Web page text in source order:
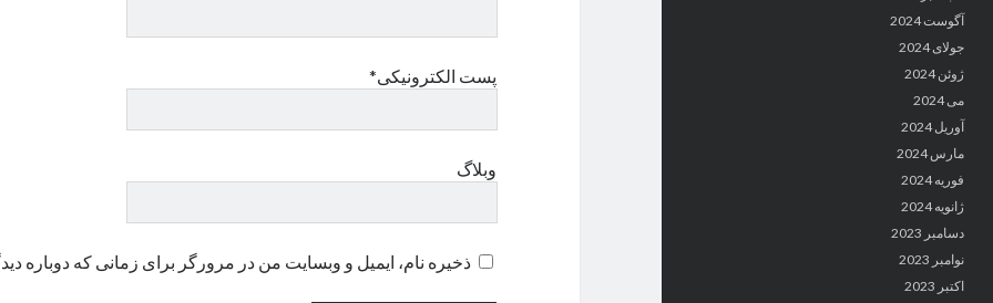
آگوست 2024
جولای 2024
ژوئن 2024
می 2024
آوریل 2024
مارس 2024
فوریه 2024
ژانویه 2024
دسامبر 2023
نوامبر 2023
اکتبر 2023
پست الکترونیکی*
وبلاگ
ذخیره نام، ایمیل و وبسایت من در مرورگر برای زمانی که دوباره